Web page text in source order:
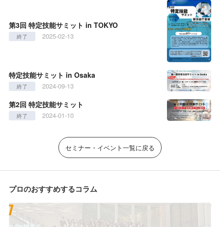
第3回 特定技能サミット in TOKYO
終了 2025-02-13
特定技能サミット in Osaka
終了 2024-09-13
第2回 特定技能サミット
終了 2024-01-10
セミナー・イベント一覧に戻る
プロのおすすめするコラム